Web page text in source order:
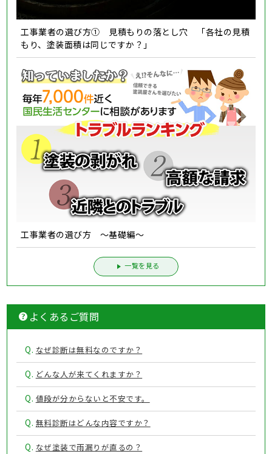
工事業者の選び方① 見積もりの落とし穴 「各社の見積
もり、塗装面積は同じですか？」
工事業者の選び方 ～基礎編～
一覧を見る
よくあるご質問
Q. なぜ診断は無料なのですか？
Q. どんな人が来てくれますか？
Q. 値段が分からないと不安です。
Q. 無料診断はどんな内容ですか？
Q. なぜ塗装で雨漏りが直るの？